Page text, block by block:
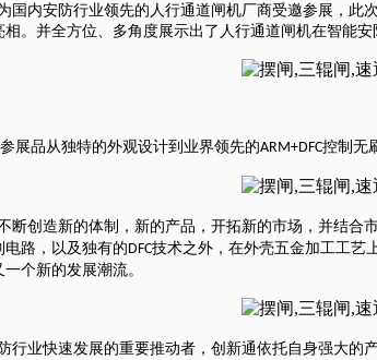
内安防行业领先的人行通道闸机厂商受邀参展，此
。并全方位、多角度展示出了人行通道闸机在智能安
参展品从独特的外观设计到业界领先的ARM+DFC控制无
断创造新的体制，新的产品，开拓新的市场，并结合
路，以及独有的 DFC技术之外，在外壳五金加工工艺
个新的发展潮流。
业快速发展的重要推动者，创新通依托自身强大的